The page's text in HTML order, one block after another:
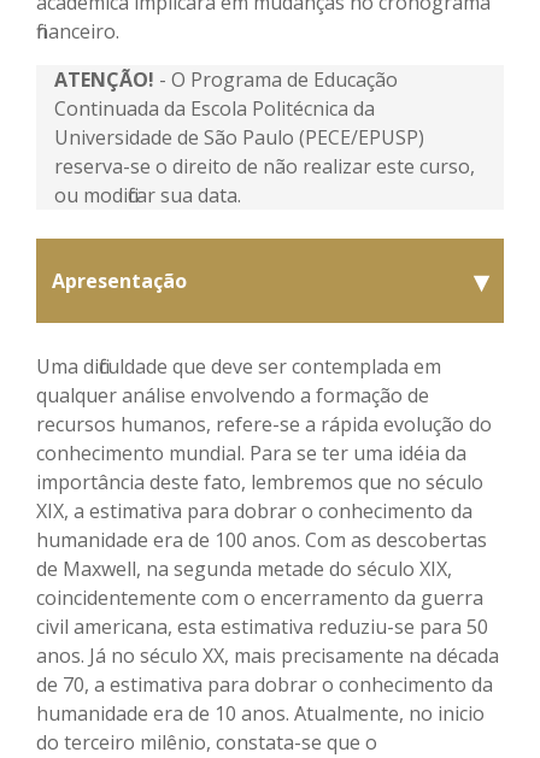
financeiro.
ATENÇÃO! - O Programa de Educação
Continuada da Escola Politécnica da
Universidade de São Paulo (PECE/EPUSP)
reserva-se o direito de não realizar este curso,
ou modificar sua data.
Apresentação ▾
Uma dificuldade que deve ser contemplada em
qualquer análise envolvendo a formação de
recursos humanos, refere-se a rápida evolução do
conhecimento mundial. Para se ter uma idéia da
importância deste fato, lembremos que no século
XIX, a estimativa para dobrar o conhecimento da
humanidade era de 100 anos. Com as descobertas
de Maxwell, na segunda metade do século XIX,
coincidentemente com o encerramento da guerra
civil americana, esta estimativa reduziu-se para 50
anos. Já no século XX, mais precisamente na década
de 70, a estimativa para dobrar o conhecimento da
humanidade era de 10 anos. Atualmente, no inicio
do terceiro milênio, constata-se que o